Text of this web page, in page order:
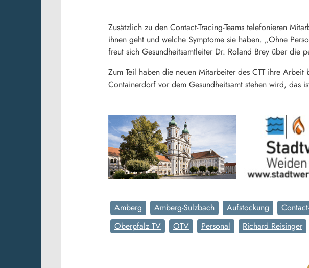
Zusätzlich zu den Contact-Tracing-Teams telefonieren
ihnen geht und welche Symptome sie haben. „Ohne
freut sich Gesundheitsamtleiter Dr. Roland Brey über die
Zum Teil haben die neuen Mitarbeiter des CTT ihre
Containerdorf vor dem Gesundheitsamt stehen wird, das
Amberg Amberg-Sulzbach Aufstockung
Oberpfalz TV
OTV Personal Richard Reisinger